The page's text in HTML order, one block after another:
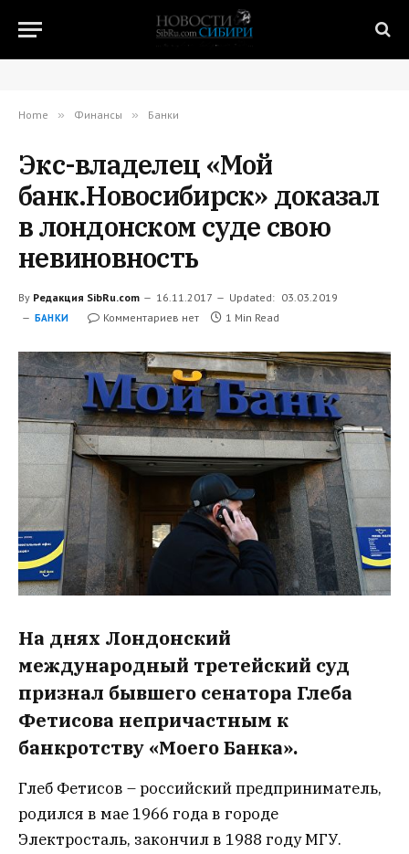
Home » Финансы » Банки
Экс-владелец «Мой
банк.Новосибирск» доказал
в лондонском суде свою
невиновность
By Редакция SibRu.com 16.11.2017 Updated: 03.03.2019
БАНКИ Комментариев нет 1 Min Read
На днях Лондонский
международный третейский суд
признал бывшего сенатора Глеба
Фетисова непричастным к
банкротству «Моего Банка».
Глеб Фетисов – российский предприниматель,
родился в мае 1966 года в городе
Электросталь, закончил в 1988 году МГУ.